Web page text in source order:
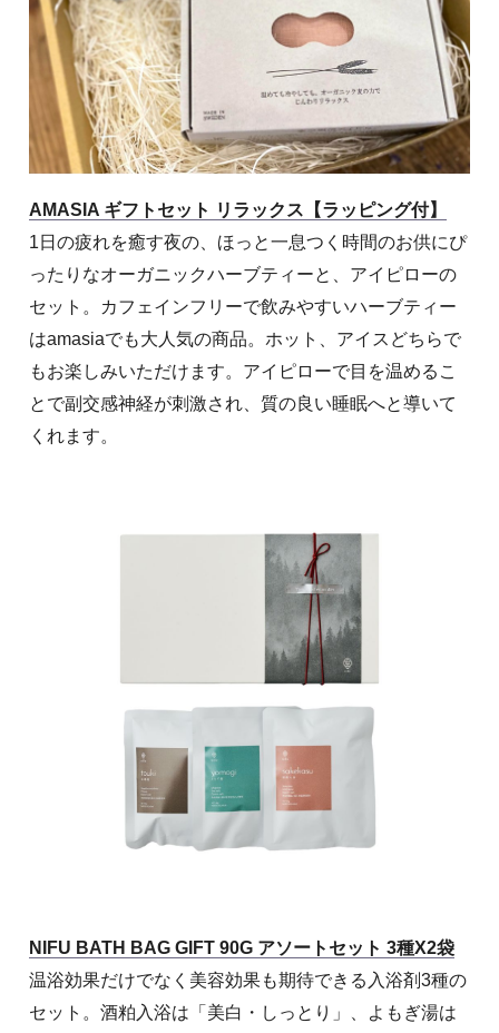
AMASIA ギフトセット リラックス【ラッピング付】
1日の疲れを癒す夜の、ほっと一息つく時間のお供にぴ
ったりなオーガニックハーブティーと、アイピローの
セット。カフェインフリーで飲みやすいハーブティー
はamasiaでも大人気の商品。ホット、アイスどちらで
もお楽しみいただけます。アイピローで目を温めるこ
とで副交感神経が刺激され、質の良い睡眠へと導いて
くれます。
NIFU BATH BAG GIFT 90G アソートセット 3種X2袋
温浴効果だけでなく美容効果も期待できる入浴剤3種の
セット。酒粕入浴は「美白・しっとり」、よもぎ湯は